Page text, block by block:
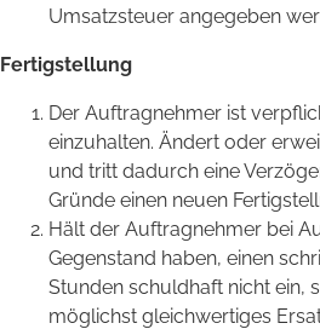
Umsatzsteuer angegeben
Fertigstellung
Der Auftragnehmer ist
einzuhalten. Ändert oder
und tritt dadurch eine
Gründe einen neuen
Hält der Auftragnehmer bei
Gegenstand haben, einen
Stunden schuldhaft nicht ein,
möglichst gleichwertiges